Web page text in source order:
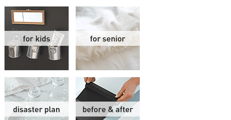
玄関 子供部屋
防災計画